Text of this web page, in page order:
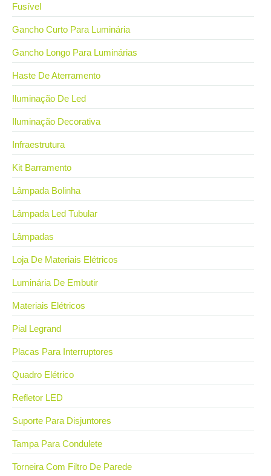
Fusível
Gancho Curto Para Luminária
Gancho Longo Para Luminárias
Haste De Aterramento
Iluminação De Led
Iluminação Decorativa
Infraestrutura
Kit Barramento
Lâmpada Bolinha
Lâmpada Led Tubular
Lâmpadas
Loja De Materiais Elétricos
Luminária De Embutir
Materiais Elétricos
Pial Legrand
Placas Para Interruptores
Quadro Elétrico
Refletor LED
Suporte Para Disjuntores
Tampa Para Condulete
Torneira Com Filtro De Parede